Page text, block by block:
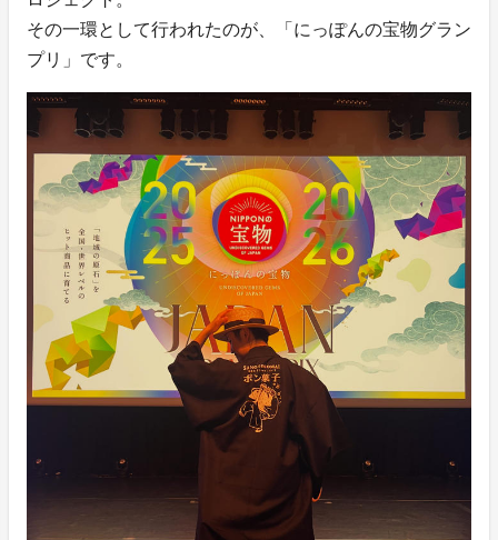
その一環として行われたのが、「にっぽんの宝物グラン
プリ」です。